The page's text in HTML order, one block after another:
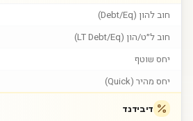
חוב להון (Debt/Eq)
חוב ל״ט/הון (LT Debt/Eq)
יחס שוטף
יחס מהיר (Quick)
דיבידנד